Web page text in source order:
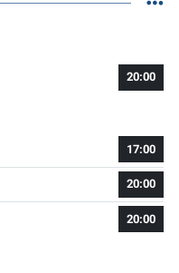
20:00
17:00
20:00
20:00